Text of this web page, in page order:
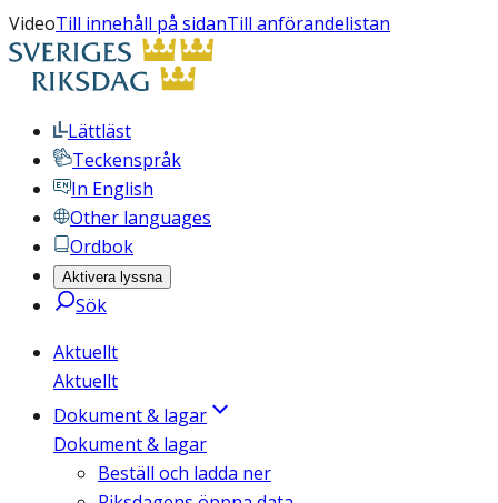
VideoTill innehåll på sidanTill anförandelistan
Lättläst
Teckenspråk
In English
Other languages
Ordbok
Aktivera lyssna
Sök
Aktuellt
Aktuellt
Dokument & lagar
Dokument & lagar
Beställ och ladda ner